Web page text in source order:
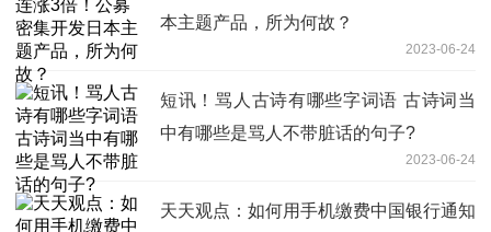
本主题产品，所为何故？
2023-06-24
短讯！骂人古诗有哪些字词语 古诗词当
中有哪些是骂人不带脏话的句子?
2023-06-24
天天观点：如何用手机缴费中国银行通知